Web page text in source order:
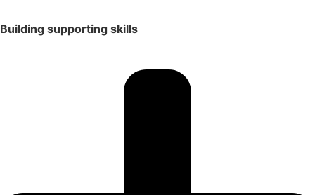
Building supporting skills